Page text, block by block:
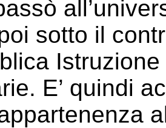
sotto il
E’ quindi